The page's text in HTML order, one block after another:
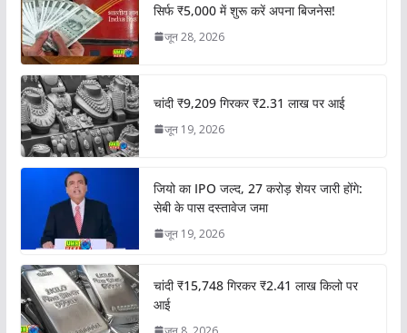
सिर्फ ₹5,000 में शुरू करें अपना बिजनेस!
जून 28, 2026
चांदी ₹9,209 गिरकर ₹2.31 लाख पर आई
जून 19, 2026
जियो का IPO जल्द, 27 करोड़ शेयर जारी होंगे:
सेबी के पास दस्तावेज जमा
जून 19, 2026
चांदी ₹15,748 गिरकर ₹2.41 लाख किलो पर
आई